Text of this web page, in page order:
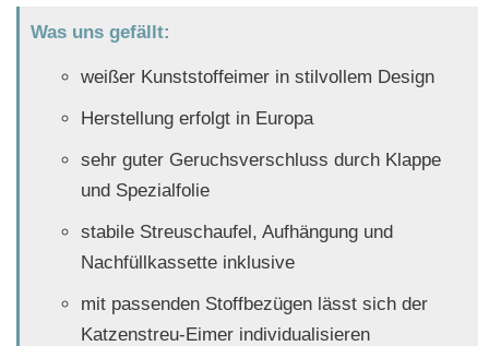
Was uns gefällt:
weißer Kunststoffeimer in stilvollem Design
Herstellung erfolgt in Europa
sehr guter Geruchsverschluss durch Klappe
und Spezialfolie
stabile Streuschaufel, Aufhängung und
Nachfüllkassette inklusive
mit passenden Stoffbezügen lässt sich der
Katzenstreu-Eimer individualisieren